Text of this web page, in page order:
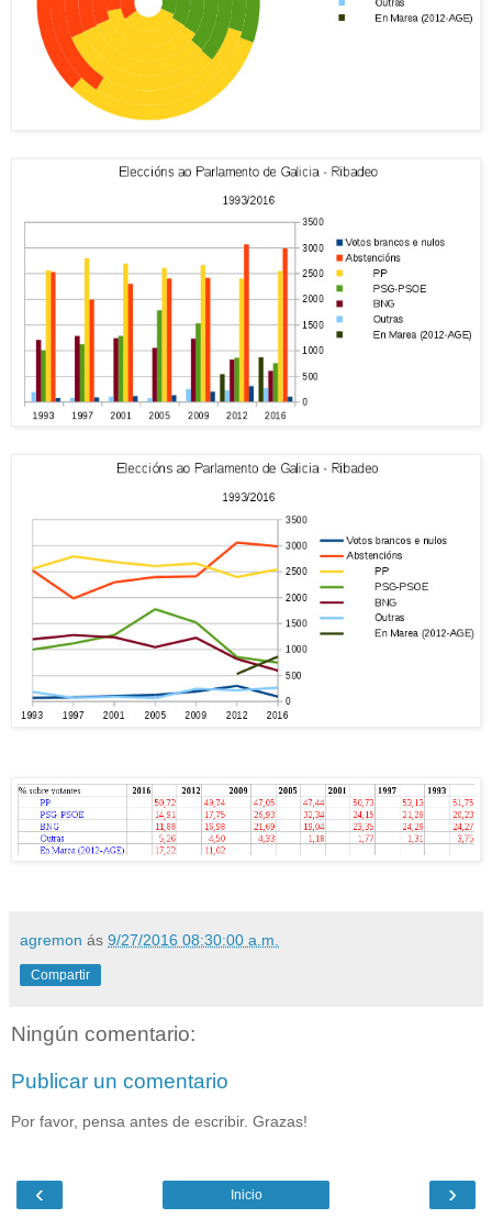
agremon ás 9/27/2016 08:30:00 a.m.
Compartir
Ningún comentario:
Publicar un comentario
Por favor, pensa antes de escribir. Grazas!
‹ ›
Inicio